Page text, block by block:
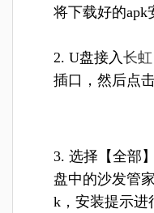
将下载好的apk
2. U盘接入 长
插口，然后点
3. 选择【全部
盘中的沙发管
k，安装提示进